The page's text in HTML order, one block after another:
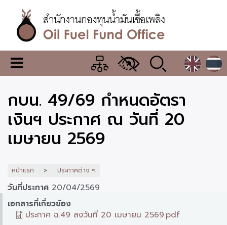
เนื้อหา
หลักสำนักงาน
กองทุน
น้ำมัน
เชื้อ
เพลิง
เมนู
เปลี่ยน
แสดง
ผล
กบน. 49/69 กำหนดอัตรา
เงินฯ ประกาศ ณ วันที่ 20
เมษายน 2569
หน้าแรก ประกาศต่าง ๆ
วันที่ประกาศ 20/04/2569
เอกสารที่เกี่ยวข้อง
ประกาศ ฉ.49 ลงวันที่ 20 เมษายน 2569.pdf